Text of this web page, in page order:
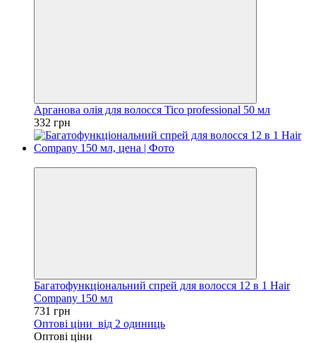
Арганова олія для волосся Tico professional 50 мл
332 грн
Багатофункціональний спрей для волосся 12 в 1 Hair
Company 150 мл
731 грн
Оптові ціни від 2 одиниць
Оптові ціни